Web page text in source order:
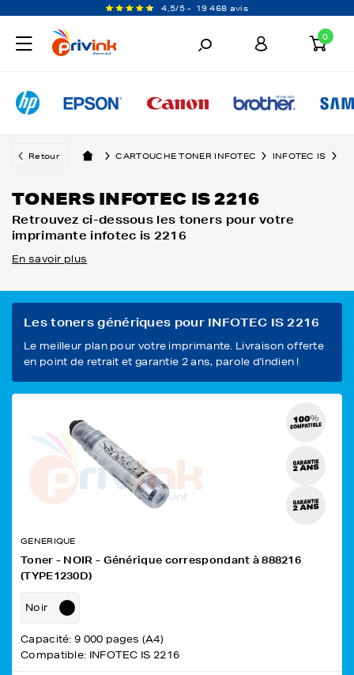
4,5/5 - 19 468 avis
0
Retour CARTOUCHE TONER INFOTEC INFOTEC IS
TONERS INFOTEC IS 2216
Retrouvez ci-dessous les toners pour votre
imprimante infotec is 2216
En savoir plus
Les toners génériques pour INFOTEC IS 2216
Le meilleur plan pour votre imprimante. Livraison offerte
en point de retrait et garantie 2 ans, parole d'indien !
GENERIQUE
Toner - NOIR - Générique correspondant à 888216
(TYPE1230D)
Noir
Capacité: 9 000 pages (A4)
Compatible: INFOTEC IS 2216